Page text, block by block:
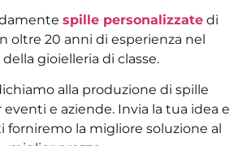
spille personalizzatedi
oltre 20 anni di esperienza nel
gioielleria di classe.
alla produzione di spille
e aziende. Invia la tua idea e
forniremo la migliore soluzione al